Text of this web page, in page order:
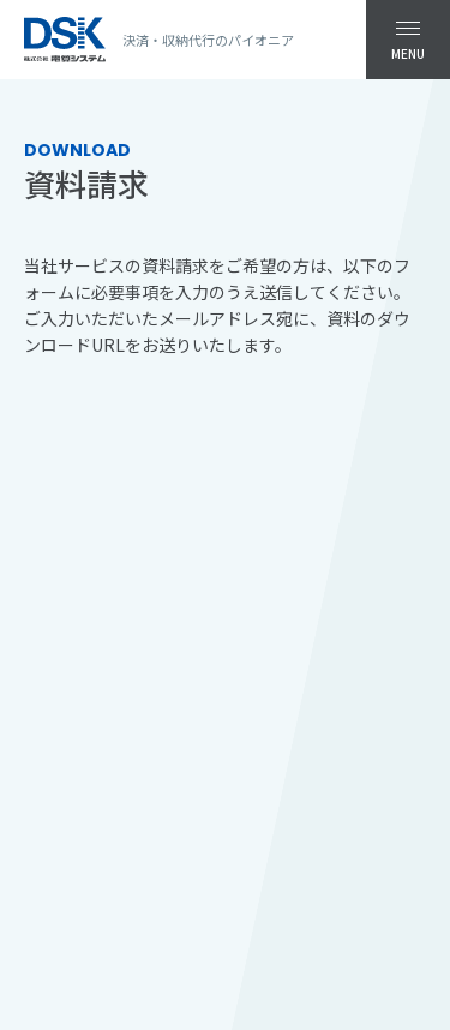
決済・収納代行のパイオニア
MENU
DOWNLOAD
資料請求
当社サービスの資料請求をご希望の方は、以下のフ
ォームに必要事項を入力のうえ送信してください。
ご入力いただいたメールアドレス宛に、資料のダウ
ンロードURLをお送りいたします。